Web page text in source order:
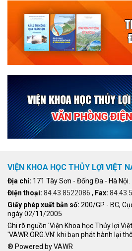
VIỆN KHOA HỌC THỦY LỢI VIỆT
Địa chỉ: 171 Tây Sơn - Đống Đa - Hà Nội.
Điện thoại: 84.43.8522086 , Fax:
Giấy phép xuất bản số: 200/GP - BC,
ngày 02/11/2005
Ghi rõ nguồn 'Viện Khoa học Thủy lợi
'VAWR.ORG.VN' khi bạn phát hành lại
® Powered by VAWR